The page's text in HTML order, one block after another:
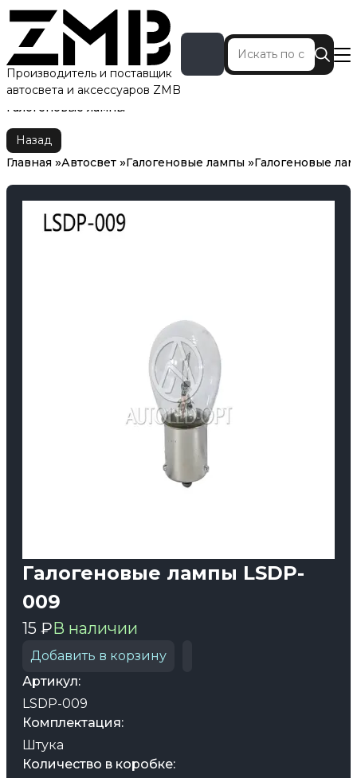
Производитель и поставщик
автосвета и аксессуаров ZMB
Главная Автосвет
Галогеновые лампы
Галогеновые лампы
Назад
Главная
Автосвет Галогеновые лампы Галогеновые
Галогеновые лампы LSDP-
009
15 ₽В наличии
Добавить в корзину
Артикул:
LSDP-009
Комплектация:
Штука
Количество в коробке: